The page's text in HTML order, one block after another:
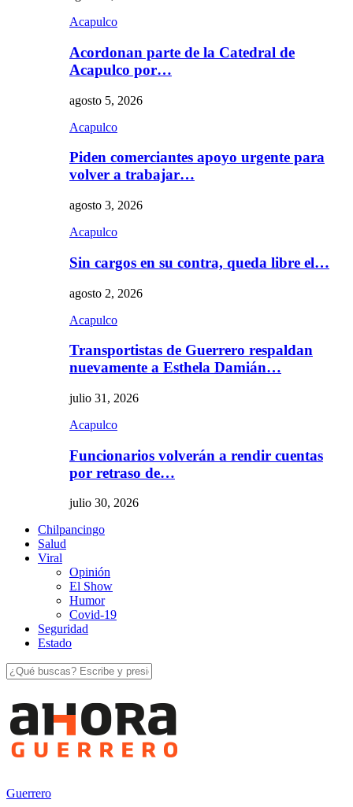
Acapulco
Acordonan parte de la Catedral de
Acapulco por…
agosto 5, 2026
Acapulco
Piden comerciantes apoyo urgente para
volver a trabajar…
agosto 3, 2026
Acapulco
Sin cargos en su contra, queda libre el…
agosto 2, 2026
Acapulco
Transportistas de Guerrero respaldan
nuevamente a Esthela Damián…
julio 31, 2026
Acapulco
Funcionarios volverán a rendir cuentas
por retraso de…
julio 30, 2026
Chilpancingo
Salud
Viral
Opinión
El Show
Humor
Covid-19
Seguridad
Estado
Guerrero